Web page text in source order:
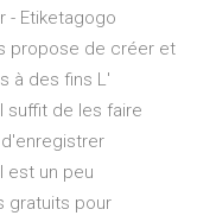
- Etiketagogo
propose de créer et
à des fins L'
suffit de les faire
est un peu
gratuits pour